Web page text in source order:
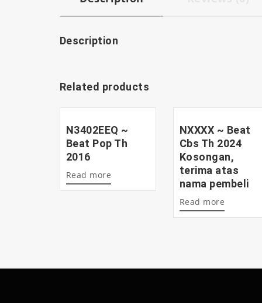
Description
Related products
N3402EEQ ~
Beat Pop Th
2016
Read more
NXXXX ~ Beat
Cbs Th 2024
Kosongan,
terima atas
nama pembeli
Read more